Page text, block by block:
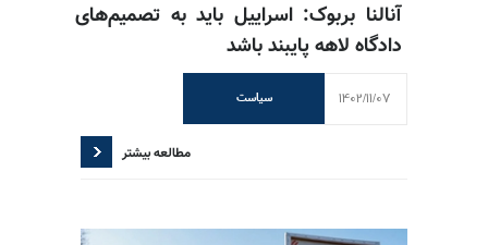
آنالنا بربوک: اسراییل باید به تصمیم‌های
دادگاه لاهه پایبند باشد
سیاست 1402/11/07
مطالعه بیشتر